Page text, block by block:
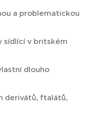
a problematickou
sídlící v britském
dlouho
derivátů, ftalátů,